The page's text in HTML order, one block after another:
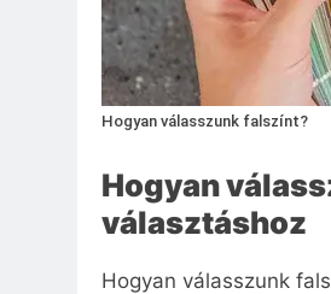
Hogyan válasszunk falszínt?
Hogyan
választáshoz
Hogyan válasszunk